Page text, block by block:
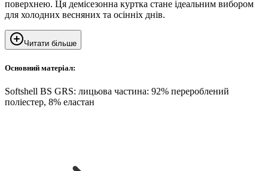
поверхнею. Ця демісезонна куртка стане ідеальним вибором
для холодних весняних та осінніх днів.
Читати більше
Основний матеріал:
Softshell BS GRS: лицьова частина: 92% перероблений
поліестер, 8% еластан